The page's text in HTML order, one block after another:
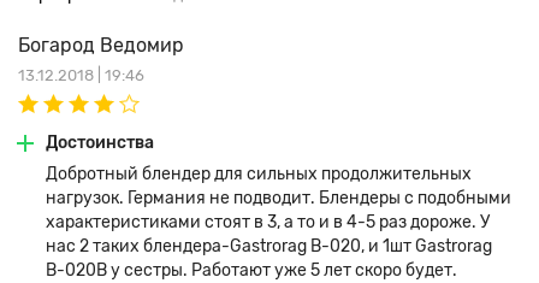
Богарод Ведомир
13.12.2018 | 19:46
Достоинства
Добротный блендер для сильных продолжительных
нагрузок. Германия не подводит. Блендеры с подобными
характеристиками стоят в 3, а то и в 4-5 раз дороже. У
нас 2 таких блендера-Gastrorag B-020, и 1шт Gastrorag
B-020B у сестры. Работают уже 5 лет скоро будет.